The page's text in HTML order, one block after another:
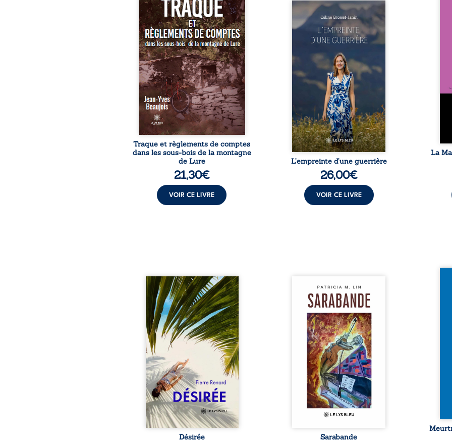
de la prison des Baumettes à
celle de Digne-les-Bains ne
devait être qu’une simple
formalité, tout comme la
recherche botanique de Jonas
dans la montagne de Lure.
Seulement, les choses ne se
passent pas comme prévu :
cette mission de routine vire
au carnage, il n’y a pas que les
coquelicots qui se colorent de
rouge au printemps… À qui la
faute ?
Traque et règlements de comptes
dans les sous-bois de la montagne
de Lure
21,30€
VOIR CE LIVRE
Que reste-t-il de l’enfance
lorsque la maladie impose ses
propres règles ? L’empreinte
d’une guerrière livre, sans
détour, le récit d’un quotidien
bouleversé par la maladie
chronique, l’errance médicale
et de longues hospitalisations.
L’auteure y raconte ce que les
dossiers médicaux taisent : la
peur, l’isolement, l’épuisement
et le sentiment de ne pas ...
L’empreinte d’une guerrière
26,00€
VOIR CE LIVRE
La
La
Au réveil, Pierre, jeune retraité,
découvre qu’il est devenu une
séduisante femme métissée de
trente ans. À peine a-t-il
commencé à apprivoiser ce
nouveau corps qu’Ange surgit
dans sa vie et fait vaciller
toutes ses certitudes. Entre
eux, l’attirance est immédiate,
brûlante jusqu’à ce qu’un
secret familial fasse planer
l’impensable : et s’ils étaient
demi-frère et ...
Désirée
Aux chants crépitants de l’été,
Sous le silence ouaté de la
neige en hiver, Au cours de
nuits pâles, Dans la clarté
bienveillante de la lune, Rêves,
pensées, révoltes et espoirs…
Des mots s’assemblent, colorés,
rebelles aux règles de la
poésie, mais chantant en
rythme. Ils forment une
sarabande, passionnée souvent,
Sarabande
Et
les